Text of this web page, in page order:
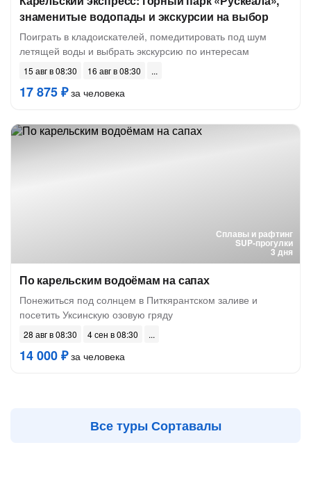
знаменитые водопады и экскурсии на выбор
Поиграть в кладоискателей, помедитировать под шум
летящей воды и выбрать экскурсию по интересам
15 авг в 08:30 16 авг в 08:30
17 875 ₽за человека
Сплавы и рафтинг
SUP-прогулки
3 дня
По карельским водоёмам на сапах
Понежиться под солнцем в Питкярантском заливе и
посетить Уксинскую озовую гряду
28 авг в 08:30 4 сен в 08:30
14 000 ₽за человека
Все туры Сортавалы